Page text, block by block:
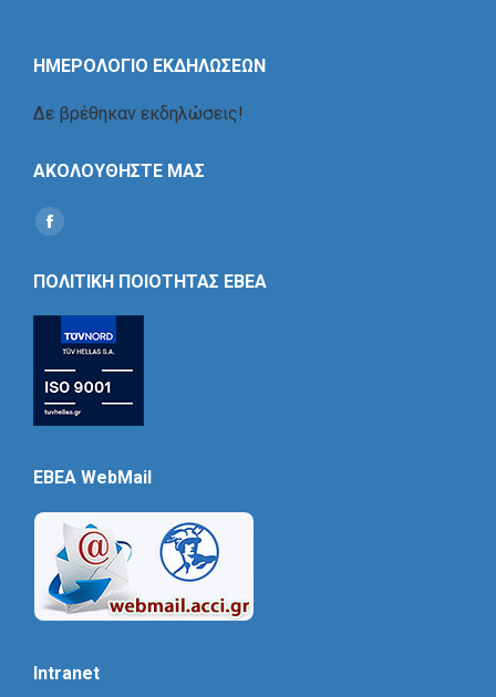
ΗΜΕΡΟΛΟΓΙΟ ΕΚΔΗΛΩΣΕΩΝ
Δε βρέθηκαν εκδηλώσεις!
ΑΚΟΛΟΥΘΗΣΤΕ ΜΑΣ
Find us on:
Social
ΠΟΛΙΤΙΚΗ ΠΟΙΟΤΗΤΑΣ ΕΒΕΑ
EBEA WebMail
Intranet